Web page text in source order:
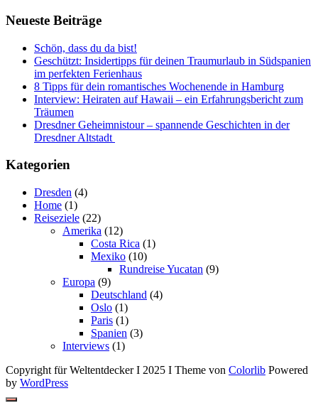
Neueste Beiträge
Schön, dass du da bist!
Geschützt: Insidertipps für deinen Traumurlaub in Südspanien
im perfekten Ferienhaus
8 Tipps für dein romantisches Wochenende in Hamburg
Interview: Heiraten auf Hawaii – ein Erfahrungsbericht zum
Träumen
Dresdner Geheimnistour – spannende Geschichten in der
Dresdner Altstadt
Kategorien
Dresden (4)
Home (1)
Reiseziele (22)
Amerika (12)
Costa Rica (1)
Mexiko (10)
Rundreise Yucatan (9)
Europa (9)
Deutschland (4)
Oslo (1)
Paris (1)
Spanien (3)
Interviews (1)
Copyright für Weltentdecker I 2025 I Theme von Colorlib Powered
by WordPress